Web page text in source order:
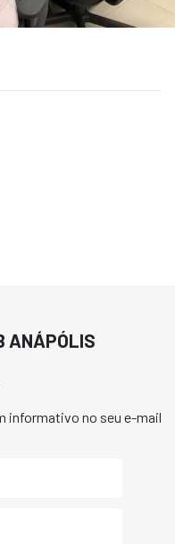
ANÁPÓLIS
informativo no seu e-mail